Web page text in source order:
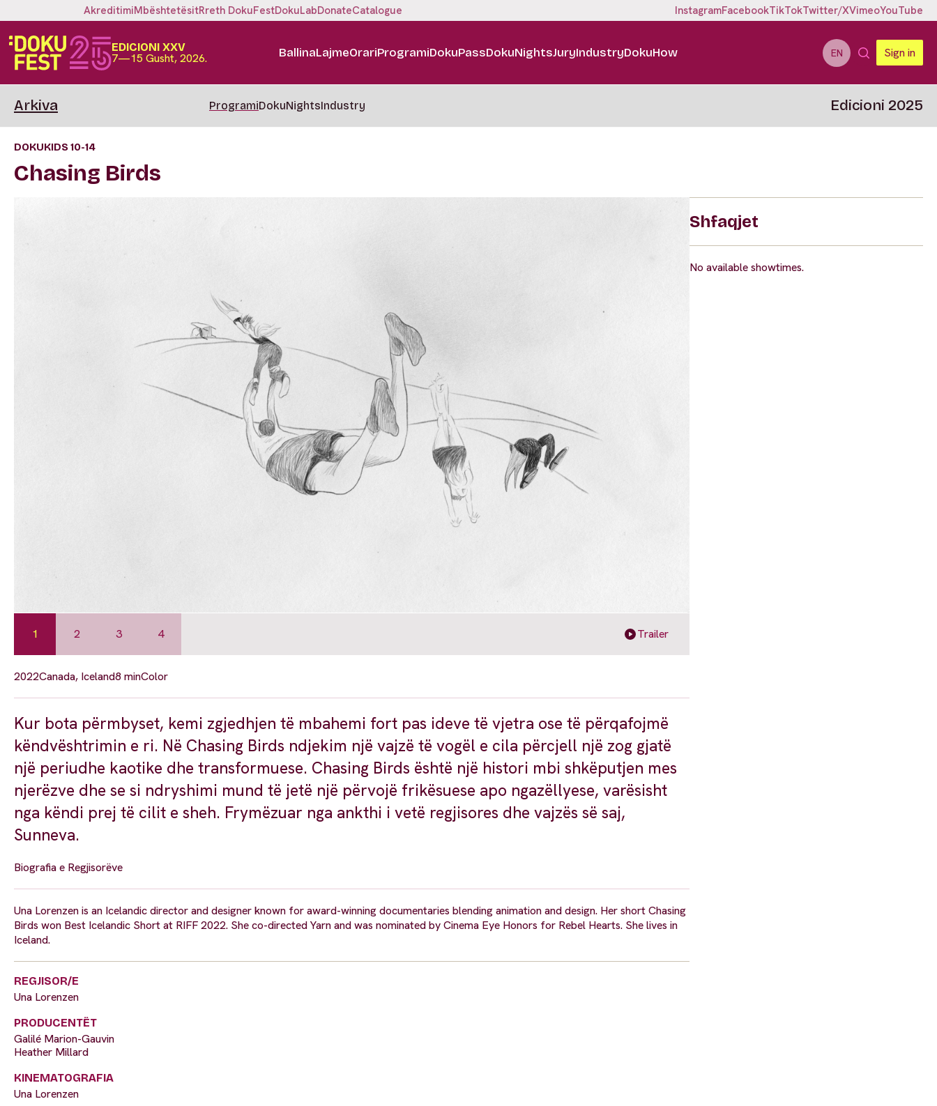
AkreditimiMbështetësitRreth DokuFestDokuLabDonateCatalogue InstagramFacebookTikTokTwitter/XVimeoYouTube
EDICIONI XXV
7—15 Gusht, 2026. BallinaLajmeOrariProgramiDokuPassDokuNightsJuryIndustryDokuHow EN Sign in
Arkiva ProgramiDokuNightsIndustry Edicioni 2025
DOKUKIDS 10-14
Chasing Birds
1 2 3 4 Trailer
2022Canada, Iceland8 minColor
Kur bota përmbyset, kemi zgjedhjen të mbahemi fort pas ideve të vjetra ose të përqafojmë
këndvështrimin e ri. Në Chasing Birds ndjekim një vajzë të vogël e cila përcjell një zog gjatë
një periudhe kaotike dhe transformuese. Chasing Birds është një histori mbi shkëputjen mes
njerëzve dhe se si ndryshimi mund të jetë një përvojë frikësuese apo ngazëllyese, varësisht
nga këndi prej të cilit e sheh. Frymëzuar nga ankthi i vetë regjisores dhe vajzës së saj,
Sunneva.
Biografia e Regjisorëve
Una Lorenzen is an Icelandic director and designer known for award-winning documentaries blending animation and design. Her short Chasing
Birds won Best Icelandic Short at RIFF 2022. She co-directed Yarn and was nominated by Cinema Eye Honors for Rebel Hearts. She lives in
Iceland.
REGJISOR/E
Una Lorenzen
PRODUCENTËT
Galilé Marion-Gauvin
Heather Millard
KINEMATOGRAFIA
Una Lorenzen
Shfaqjet
No available showtimes.